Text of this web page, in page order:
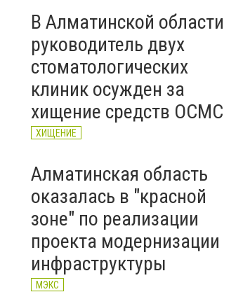
В Алматинской области
руководитель двух
стоматологических
клиник осужден за
хищение средств ОСМС
ХИЩЕНИЕ
Алматинская область
оказалась в "красной
зоне" по реализации
проекта модернизации
инфраструктуры
МЭКС